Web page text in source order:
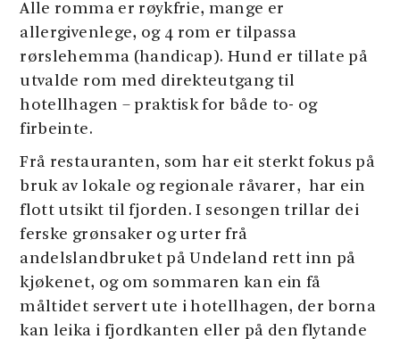
Alle romma er røykfrie, mange er
allergivenlege, og 4 rom er tilpassa
rørslehemma (handicap). Hund er tillate på
utvalde rom med direkteutgang til
hotellhagen – praktisk for både to- og
firbeinte.
Frå restauranten, som har eit sterkt fokus på
bruk av lokale og regionale råvarer, har ein
flott utsikt til fjorden. I sesongen trillar dei
ferske grønsaker og urter frå
andelslandbruket på Undeland rett inn på
kjøkenet, og om sommaren kan ein få
måltidet servert ute i hotellhagen, der borna
kan leika i fjordkanten eller på den flytande